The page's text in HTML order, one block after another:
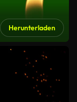
Herunterladen